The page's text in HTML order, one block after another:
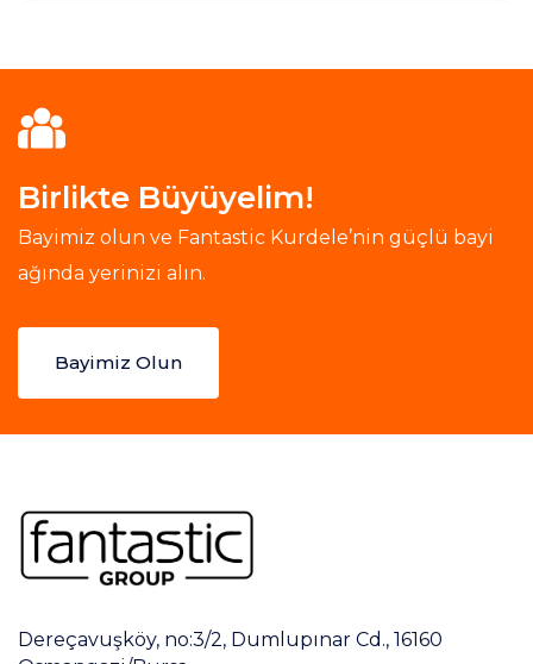
Birlikte Büyüyelim!
Bayimiz olun ve Fantastic Kurdele’nin güçlü bayi
ağında yerinizi alın.
Bayimiz Olun
Dereçavuşköy, no:3/2, Dumlupınar Cd., 16160